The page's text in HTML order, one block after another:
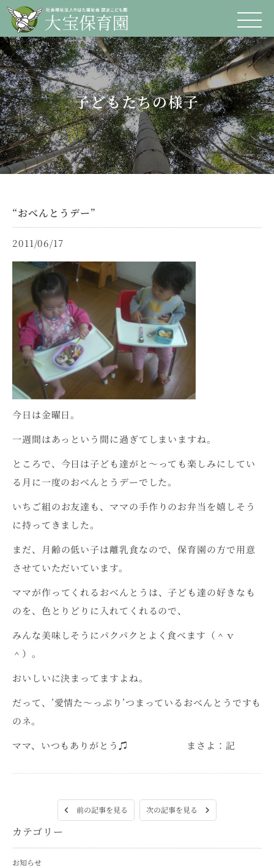
子どもたちの様子
カテゴリー
お知らせ
“おべんとうデー”
2011/06/17
今日は金曜日。
一週間はあっという間に過ぎてしまいますね。
ところで、今日は子ども達がと～っても楽しみにしてい
る月に一度のおべんとうデーでした。
いちご組のお友達も、ママの手作りのお弁当を嬉しそう
に持ってきました。
まだ、月齢の低い子は離乳食なので、保育園の方で用意
させていただいています。
ママが作ってくれるおべんとうは、子ども達の好きなも
のを、色とりどりに入れてくれるので、
みんな美味しそうにパクパクとよく食べます（＾ｖ
＾）。
おいしいに決まってますよね。
だって、’愛情た～っぷり’つまっているおべんとうですも
のネ。
ママ、いつもありがとう♫ まさよ：記
前の記事を見る 次の記事を見る